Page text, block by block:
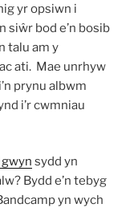
yr opsiwn i
siŵr bod e’n bosib
talu am y
ati. Mae unrhyw
prynu albwm
i’r cwmniau
sydd yn
Bydd e’n tebyg
yn wych